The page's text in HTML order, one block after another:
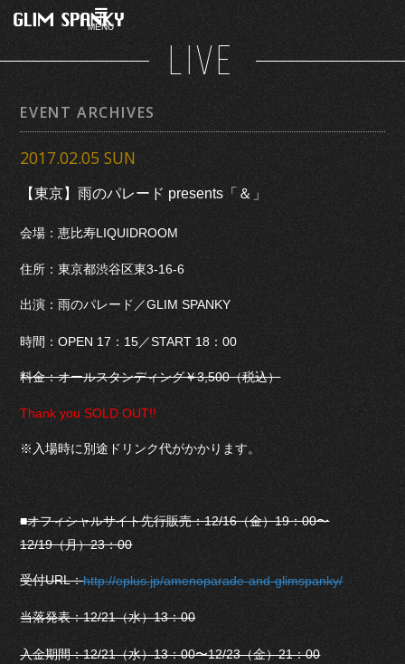
MENU
LIVE
EVENT ARCHIVES
2017.02.05 SUN
【東京】雨のパレード presents「＆」
会場：恵比寿LIQUIDROOM
住所：東京都渋谷区東3-16-6
出演：雨のパレード／GLIM SPANKY
時間：OPEN 17：15／START 18：00
料金：オールスタンディング￥3,500（税込）
Thank you SOLD OUT!!
※入場時に別途ドリンク代がかかります。
■オフィシャルサイト先行販売：12/16（金）19：00〜
12/19（月）23：00
受付URL：http://eplus.jp/amenoparade-and-glimspanky/
当落発表：12/21（水）13：00
入金期間：12/21（水）13：00〜12/23（金）21：00